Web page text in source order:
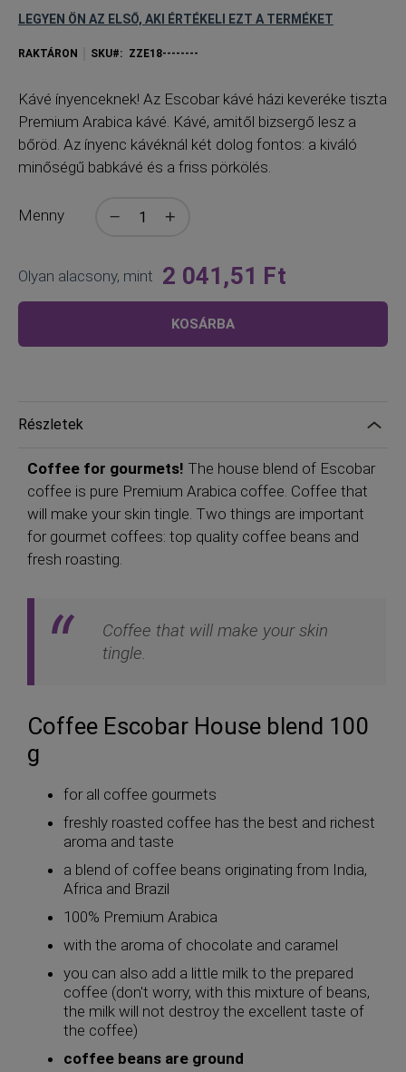
LEGYEN ÖN AZ ELSŐ, AKI ÉRTÉKELI EZT A TERMÉKET
RAKTÁRON SKU ZZE18--------
Kávé ínyenceknek! Az Escobar kávé házi keveréke tiszta
Premium Arabica kávé. Kávé, amitől bizsergő lesz a
bőröd. Az ínyenc kávéknál két dolog fontos: a kiváló
minőségű babkávé és a friss pörkölés.
Menny
Olyan alacsony, mint 2 041,51 Ft
KOSÁRBA
Részletek
Coffee for gourmets! The house blend of Escobar
coffee is pure Premium Arabica coffee. Coffee that
will make your skin tingle. Two things are important
for gourmet coffees: top quality coffee beans and
fresh roasting.
Coffee that will make your skin
tingle.
Coffee Escobar House blend 100
g
for all coffee gourmets
freshly roasted coffee has the best and richest
aroma and taste
a blend of coffee beans originating from India,
Africa and Brazil
100% Premium Arabica
with the aroma of chocolate and caramel
you can also add a little milk to the prepared
coffee (don't worry, with this mixture of beans,
the milk will not destroy the excellent taste of
the coffee)
coffee beans are ground